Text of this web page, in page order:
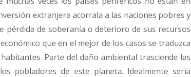
extranjera acorrala a las naciones pobres y
pérdida de soberanía o deterioro de sus recursos
que en el mejor de los casos se traduzca
Parte del daño ambiental trasciende las
pobladores de este planeta. Idealmente sería